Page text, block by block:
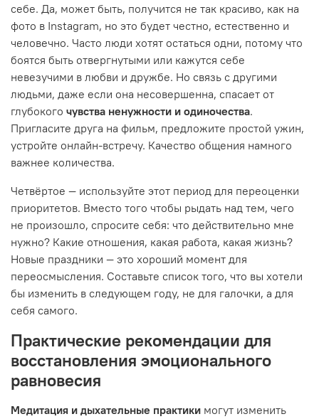
себе. Да, может быть, получится не так красиво, как на
фото в Instagram, но это будет честно, естественно и
человечно. Часто люди хотят остаться одни, потому что
боятся быть отвергнутыми или кажутся себе
невезучими в любви и дружбе. Но связь с другими
людьми, даже если она несовершенна, спасает от
глубокого чувства ненужности и одиночества.
Пригласите друга на фильм, предложите простой ужин,
устройте онлайн-встречу. Качество общения намного
важнее количества.
Четвёртое — используйте этот период для переоценки
приоритетов. Вместо того чтобы рыдать над тем, чего
не произошло, спросите себя: что действительно мне
нужно? Какие отношения, какая работа, какая жизнь?
Новые праздники — это хороший момент для
переосмысления. Составьте список того, что вы хотели
бы изменить в следующем году, не для галочки, а для
себя самого.
Практические рекомендации для
восстановления эмоционального
равновесия
Медитация и дыхательные практики могут изменить